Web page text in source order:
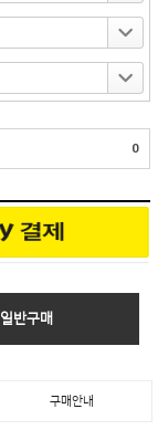
0
일반구매
구매안내